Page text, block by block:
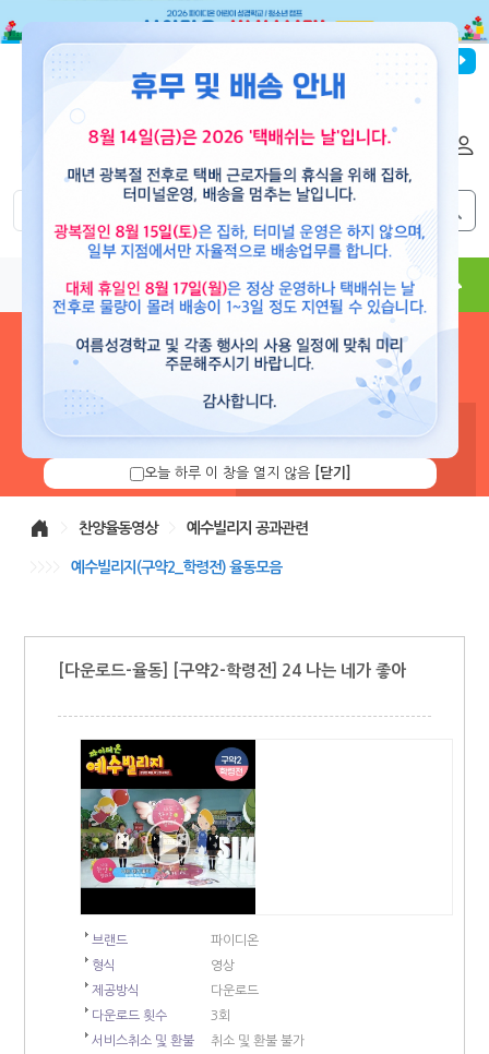
파이디온선교회
도서 뮤직 용품 현수막 콘텐츠
로그인 하시면 보유 캐쉬 확
니다.
찬양율동영상 예수빌리지 공과관련
예수빌리지(구약2_학령전) 율동모음
[다운로드-율동] [구약2-학령전] 24 나는 네가 좋아
브랜드
파이디온
형식
영상
제공방식
다운로드
다운로드 횟수
3회
서비스취소 및 환불
취소 및 환불 불가
오늘 하루 이 창을 열지 않음 [닫기]